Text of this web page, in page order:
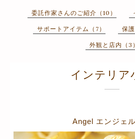
委託作家さんのご紹介（10）
サポートアイテム（7） 保
外観と店内（3）
インテリア
Angel エンジェ